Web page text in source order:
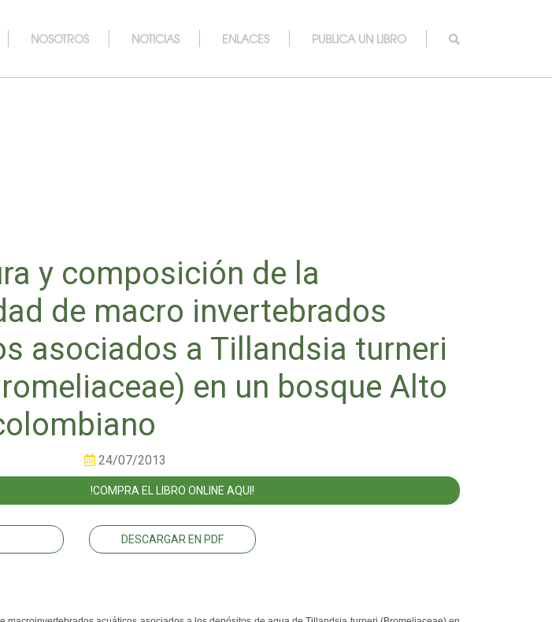
NOSOTROS NOTICIAS ENLACES PUBLICA UN LIBRO
y composición de la
de macro invertebrados
asociados a Tillandsia turneri
en un bosque Alto
24/07/2013
!COMPRA EL LIBRO ONLINE AQUI!
DESCARGAR EN PDF